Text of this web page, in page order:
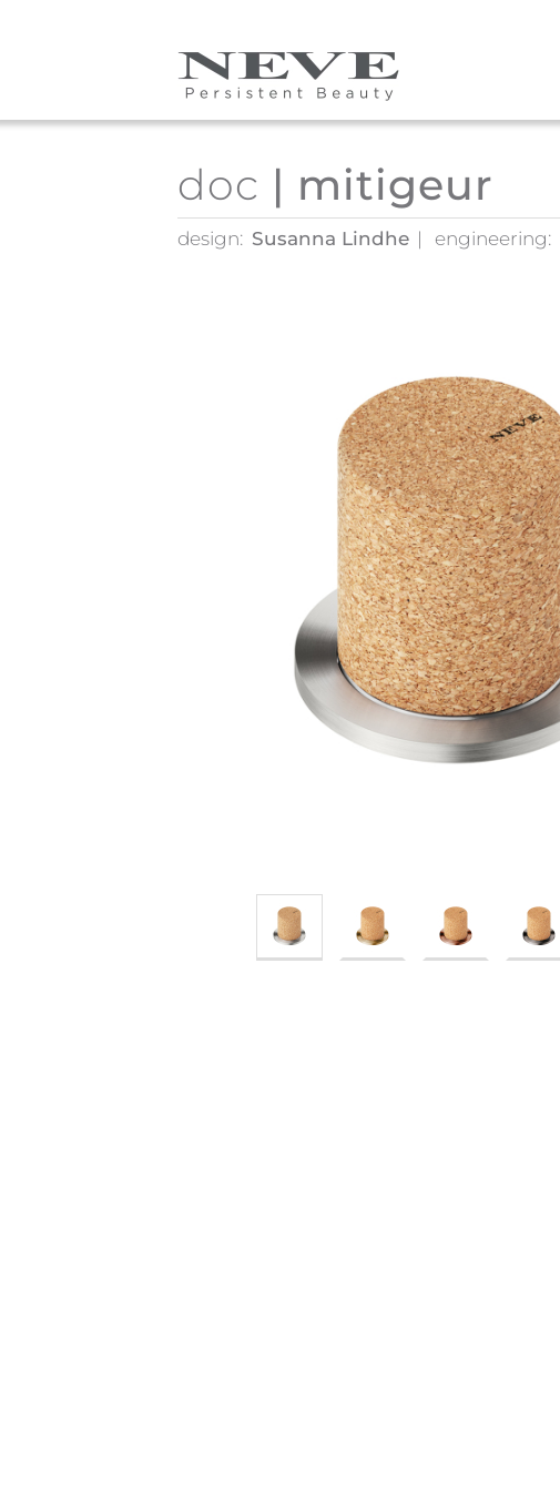
Skip to main content
doc | mitigeur
design: Susanna Lindhe engineering: